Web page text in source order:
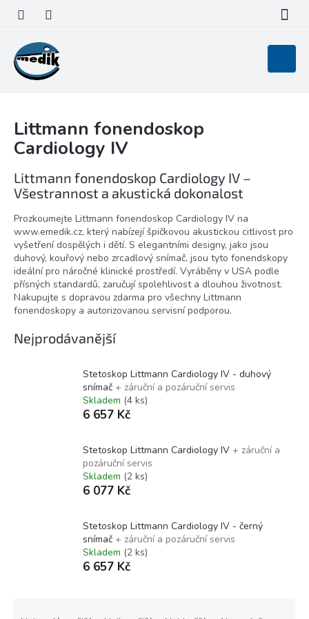
obsah
košík
Littmann fonendoskop
Cardiology IV
Littmann fonendoskop Cardiology IV –
Všestrannost a akustická dokonalost
Prozkoumejte Littmann fonendoskop Cardiology IV na
www.emedik.cz, který nabízejí špičkovou akustickou citlivost pro
vyšetření dospělých i dětí. S elegantními designy, jako jsou
duhový, kouřový nebo zrcadlový snímač, jsou tyto fonendskopy
ideální pro náročné klinické prostředí. Vyráběny v USA podle
přísných standardů, zaručují spolehlivost a dlouhou životnost.
Nakupujte s dopravou zdarma pro všechny Littmann
fonendoskopy a autorizovanou servisní podporou.
Nejprodávanější
Stetoskop Littmann Cardiology IV - duhový
snímač + záruční a pozáruční servis
Skladem (4 ks)
6 657 Kč
Stetoskop Littmann Cardiology IV + záruční a
pozáruční servis
Skladem (2 ks)
6 077 Kč
Stetoskop Littmann Cardiology IV - černý
snímač + záruční a pozáruční servis
Skladem (2 ks)
6 657 Kč